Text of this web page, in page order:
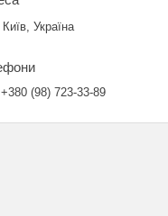
Київ, Україна
+380 (98) 723-33-89